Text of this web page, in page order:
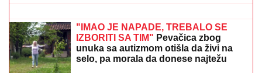
ODVAJA OD SINA!Anastasija objavila
snimak sa mora: Ponosni tata gura
kolica dok Ilijan spava, raznežila sve